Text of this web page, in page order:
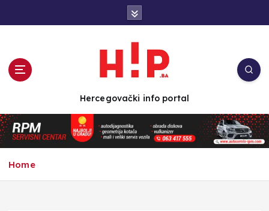
n
t
e
Hercegovački info portal
Home